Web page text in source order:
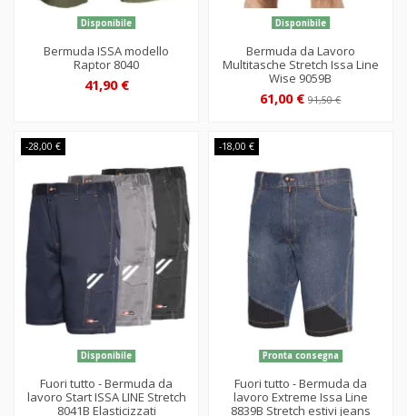
Disponibile
Bermuda ISSA modello
Raptor 8040
41,90 €
Disponibile
Bermuda da Lavoro
Multitasche Stretch Issa Line
Wise 9059B
61,00 €91,50 €
-28,00 €
Disponibile
Fuori tutto - Bermuda da
lavoro Start ISSA LINE Stretch
8041B Elasticizzati
-18,00 €
Pronta consegna
Fuori tutto - Bermuda da
lavoro Extreme Issa Line
8839B Stretch estivi jeans